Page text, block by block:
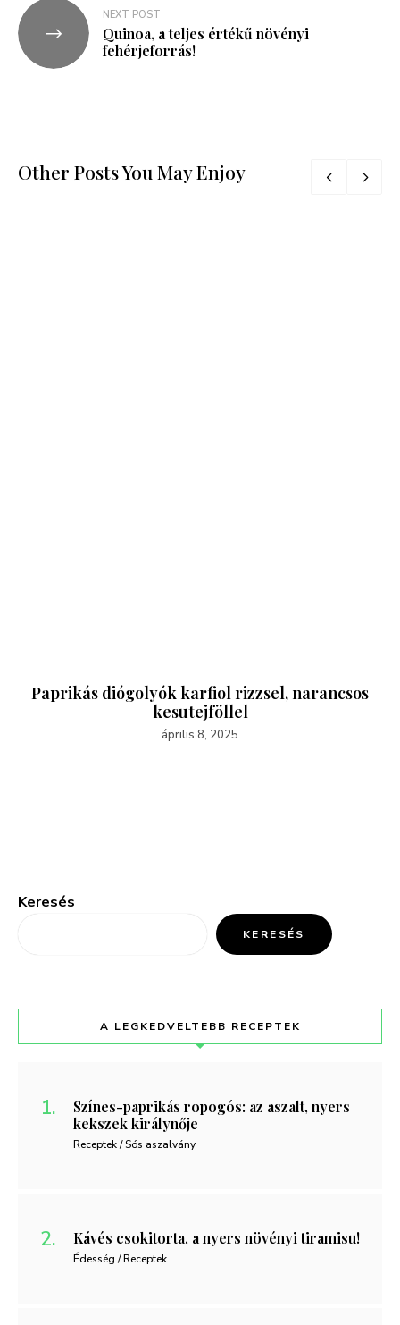
NEXT POST
Quinoa, a teljes értékű növényi
fehérjeforrás!
Other Posts You May Enjoy
Paprikás diógolyók karfiol rizzsel, narancsos
kesutejföllel
április 8, 2025
Keresés
KERESÉS
A LEGKEDVELTEBB RECEPTEK
Színes-paprikás ropogós: az aszalt, nyers
kekszek királynője
Receptek / Sós aszalvány
Kávés csokitorta, a nyers növényi tiramisu!
Édesség / Receptek